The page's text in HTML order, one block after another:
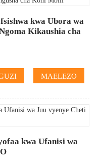
kwa Ubora wa
Kikaushia cha
MAELEZO
kwa Ufanisi wa